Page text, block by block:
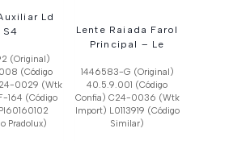
Ld
S4
(Original)
(Código
0029 (Wtk
164 (Código
Pradolux)
Lente Raiada Farol
Principal – Le
1446583-G (Original)
40.5.9.001 (Código
Confia) C24-0036 (Wtk
Import) L0113919 (Código
Similar)